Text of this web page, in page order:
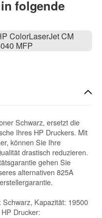
folgende
ColorLaserJet CM
MFP
Schwarz, ersetzt die
Ihres HP Druckers. Mit
können Sie Ihre
drastisch reduzieren.
gehen Sie
alternativen 825A
Schwarz, Kapazität: 19500
Drucker: